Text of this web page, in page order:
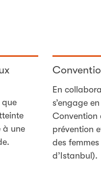
que
à une
En
s’engage
Convention
prévention
des
d’Istanbul).